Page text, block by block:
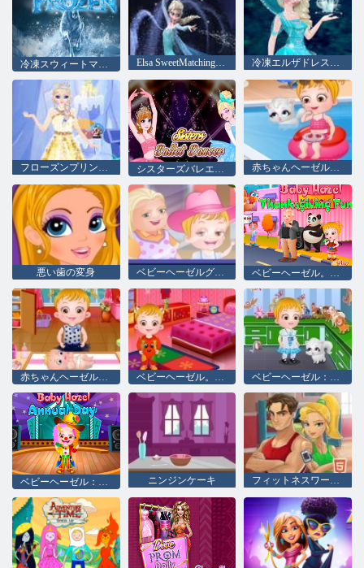
Elsa SweetMatchingGameをプレイする 冷凍エルザドレスアップ
フローズンプリンセス2 赤ちゃんヘーゼルサマーファン
悪い歯の変身 ベビーヘーゼルグラニーハウス ベビーヘーゼル。感謝祭の楽しみ
赤ちゃんヘーゼル新生児予防接種 ベビーヘーゼル。運動会 ベビーヘーゼル：動物を発見
ニンジンケーキ フィットネスワークアウトXL